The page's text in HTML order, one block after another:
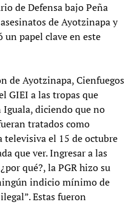
de Defensa bajo Peña
de Ayotzinapa y
papel clave en este
de Ayotzinapa, Cienfuegos
GIEI a las tropas que
Iguala, diciendo que no
tratados como
televisiva el 15 de octubre
que ver. Ingresar a las
qué?, la PGR hizo su
indicio mínimo de
Estas fueron